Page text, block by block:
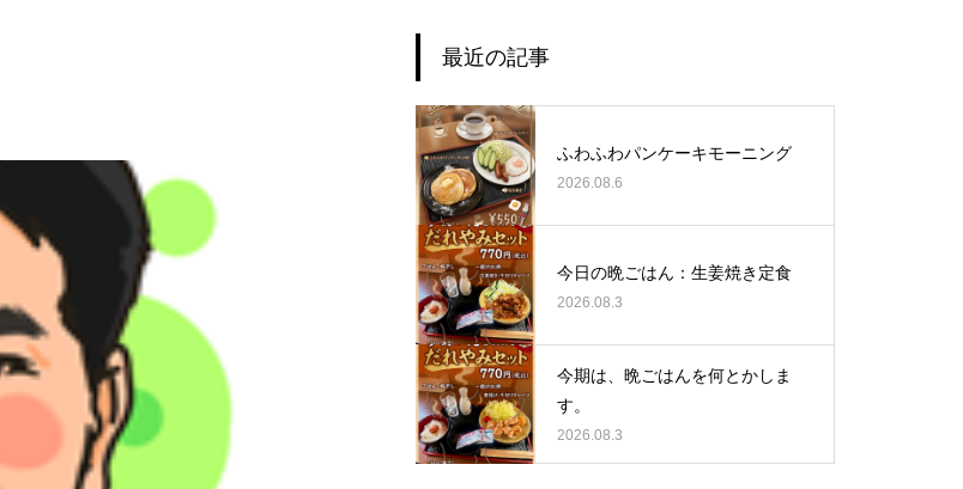
最近の記事
ふわふわパンケーキモーニング
2026.08.6
今日の晩ごはん：生姜焼き定食
2026.08.3
今期は、晩ごはんを何とかしま
す。
2026.08.3